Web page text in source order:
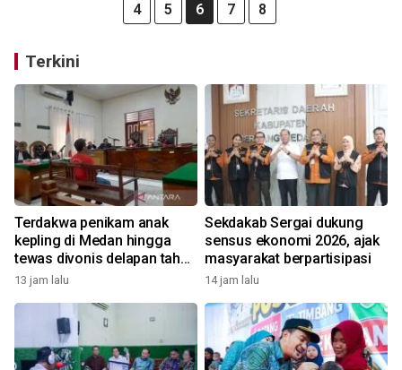
4 5 6 7 8
Terkini
Terdakwa penikam anak
kepling di Medan hingga
tewas divonis delapan tahun
penjara
13 jam lalu
Sekdakab Sergai dukung
sensus ekonomi 2026, ajak
masyarakat berpartisipasi
14 jam lalu